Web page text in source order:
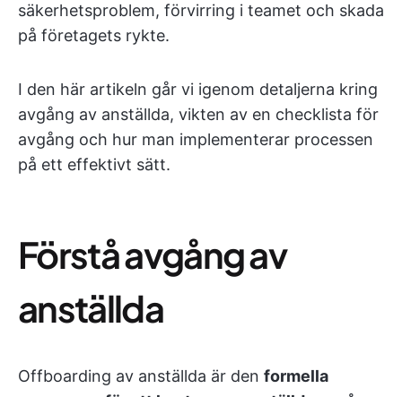
säkerhetsproblem, förvirring i teamet och skada
på företagets rykte.
I den här artikeln går vi igenom detaljerna kring
avgång av anställda, vikten av en checklista för
avgång och hur man implementerar processen
på ett effektivt sätt.
Förstå avgång av
anställda
Offboarding av anställda är den formella